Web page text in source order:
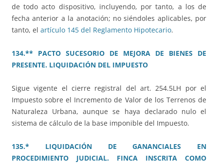
de todo acto dispositivo, incluyendo, por tanto, a los de
fecha anterior a la anotación; no siéndoles aplicables, por
tanto, el artículo 145 del Reglamento Hipotecario.
134.** PACTO SUCESORIO DE MEJORA DE BIENES DE
PRESENTE. LIQUIDACIÓN DEL IMPUESTO
Sigue vigente el cierre registral del art. 254.5LH por el
Impuesto sobre el Incremento de Valor de los Terrenos de
Naturaleza Urbana, aunque se haya declarado nulo el
sistema de cálculo de la base imponible del Impuesto.
135.* LIQUIDACIÓN DE GANANCIALES EN
PROCEDIMIENTO JUDICIAL. FINCA INSCRITA COMO